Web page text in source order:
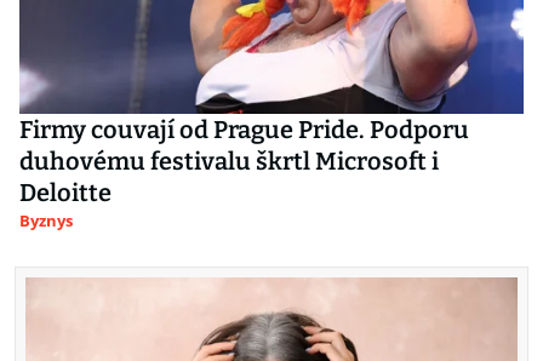
Firmy couvají od Prague Pride. Podporu
duhovému festivalu škrtl Microsoft i
Deloitte
Byznys